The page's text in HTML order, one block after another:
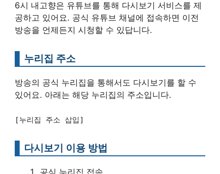
6시 내고향은 유튜브를 통해 다시보기 서비스를 제
공하고 있어요. 공식 유튜브 채널에 접속하면 이전
방송을 언제든지 시청할 수 있답니다.
누리집 주소
방송의 공식 누리집을 통해서도 다시보기를 할 수
있어요. 아래는 해당 누리집의 주소입니다.
[누리집 주소 삽입]
다시보기 이용 방법